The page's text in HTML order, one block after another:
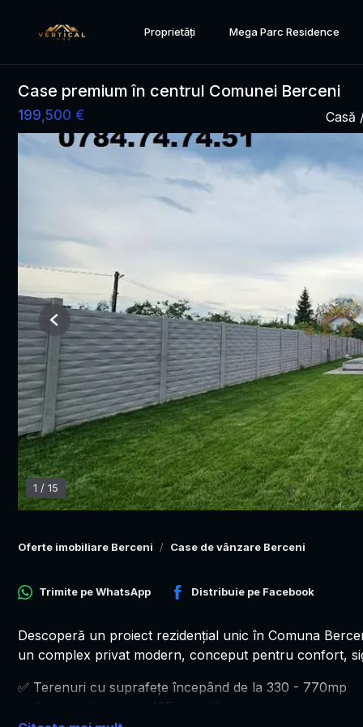
Proprietăți Mega Parc Residence
Case premium în centrul Comunei Berceni
199,500 € Casă
1 / 15
Previous
Oferte imobiliare Berceni Case de vânzare Berceni
Trimite peWhatsApp Distribuie pe Facebook
Descoperă un proiect rezidențial unic în Comuna
un complex privat modern, conceput pentru confort,
✅ Terenuri cu suprafețe începând de la 330 - 770mp
✅ Case spațioase, cu 125 mp utili